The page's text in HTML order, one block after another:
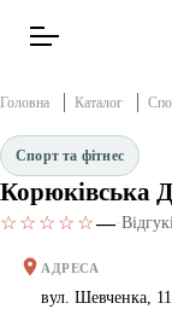
Новини
Спільнота
Головна Каталог
Спорт та фітнес
☆☆☆☆☆—·
АДРЕСА
вул. Шевченка,